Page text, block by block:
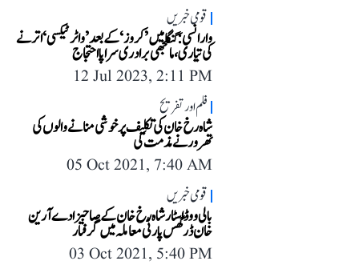
قومی خبریں
وارانسی: گنگا میں ’کروز‘ کے بعد ’واٹر ٹیکسی‘ اترنے
کی تیاری، مانجھی برادری سراپا احتجاج
12 Jul 2023, 2:11 PM
فلم اور تفریح
شاہ رخ خان کی تکلیف پر خوشی منانے والوں کی
تھرور نے مذمت کی
05 Oct 2021, 7:40 AM
قومی خبریں
بالی ووڈ اسٹار شاہ رخ خان کے صاحبزادے آرین
خان ڈرگس پارٹی معاملہ میں گرفتار
03 Oct 2021, 5:40 PM